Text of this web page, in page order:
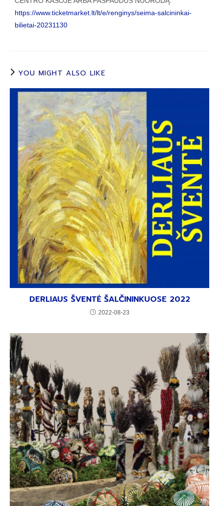
https://www.ticketmarket.lt/lt/e/renginys/seima-salcininkai-
bilietai-20231130
YOU MIGHT ALSO LIKE
DERLIAUS ŠVENTĖ ŠALČININKUOSE 2022
2022-08-23